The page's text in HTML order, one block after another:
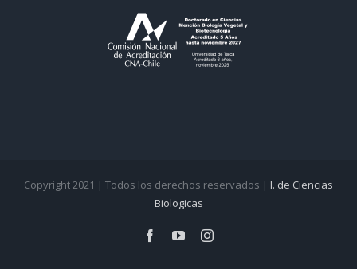
Copyright 2021 | Todos los derechos reservados | I. de Ciencias
Biologicas
FacebookYouTubeInstagram